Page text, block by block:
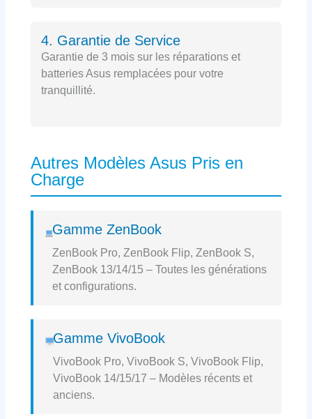
4. Garantie de Service
Garantie de 3 mois sur les réparations et
batteries Asus remplacées pour votre
tranquillité.
Autres Modèles Asus Pris en
Charge
Gamme ZenBook
ZenBook Pro, ZenBook Flip, ZenBook S,
ZenBook 13/14/15 – Toutes les générations
et configurations.
Gamme VivoBook
VivoBook Pro, VivoBook S, VivoBook Flip,
VivoBook 14/15/17 – Modèles récents et
anciens.